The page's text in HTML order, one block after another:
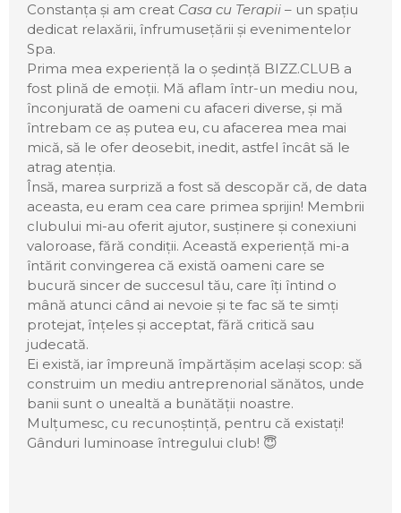
Constanța și am creat Casa cu Terapii – un spațiu
dedicat relaxării, înfrumusețării și evenimentelor
Spa.
Prima mea experiență la o ședință BIZZ.CLUB a
fost plină de emoții. Mă aflam într-un mediu nou,
înconjurată de oameni cu afaceri diverse, și mă
întrebam ce aș putea eu, cu afacerea mea mai
mică, să le ofer deosebit, inedit, astfel încât să le
atrag atenția.
Însă, marea surpriză a fost să descopăr că, de data
aceasta, eu eram cea care primea sprijin! Membrii
clubului mi-au oferit ajutor, susținere și conexiuni
valoroase, fără condiții. Această experiență mi-a
întărit convingerea că există oameni care se
bucură sincer de succesul tău, care îți întind o
mână atunci când ai nevoie și te fac să te simți
protejat, înțeles și acceptat, fără critică sau
judecată.
Ei există, iar împreună împărtășim același scop: să
construim un mediu antreprenorial sănătos, unde
banii sunt o unealtă a bunătății noastre.
Mulțumesc, cu recunoștință, pentru că existați!
Gânduri luminoase întregului club! 😇